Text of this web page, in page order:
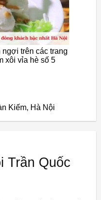
trên các trang
xôi vỉa hè số 5
Kiếm, Hà Nội
Trần Quốc